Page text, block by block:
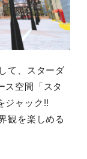
て、スターダ
ス空間「スタ
ジャック!!
観を楽しめる